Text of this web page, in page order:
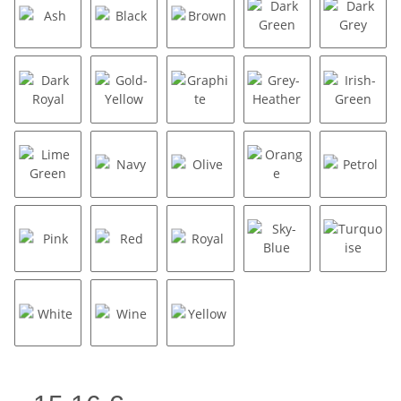
Ash Black Brown Dark Green Dark
Dark Royal Gold-Yellow Graphite Grey-HeatherIrish-
Lime Green Navy Olive Orange Petrol
Pink Red Royal